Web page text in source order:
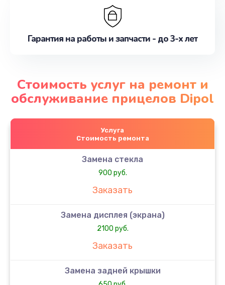
Гарантия на работы и запчасти - до 3-х лет
Стоимость услуг на ремонт и
обслуживание прицелов Dipol
Услуга
Стоимость ремонта
Замена стекла
900 руб.
Заказать
Замена дисплея (экрана)
2100 руб.
Заказать
Замена задней крышки